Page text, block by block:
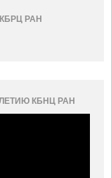
РАН
КБНЦ РАН